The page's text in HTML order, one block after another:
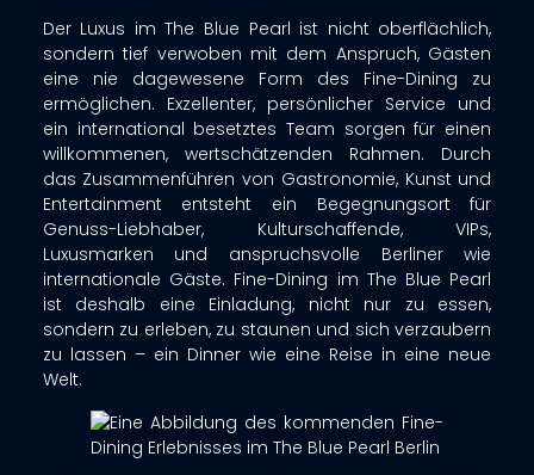
Der Luxus im The Blue Pearl ist nicht oberflächlich,
sondern tief verwoben mit dem Anspruch, Gästen
eine nie dagewesene Form des Fine-Dining zu
ermöglichen. Exzellenter, persönlicher Service und
ein international besetztes Team sorgen für einen
willkommenen, wertschätzenden Rahmen. Durch
das Zusammenführen von Gastronomie, Kunst und
Entertainment entsteht ein Begegnungsort für
Genuss-Liebhaber, Kulturschaffende, VIPs,
Luxusmarken und anspruchsvolle Berliner wie
internationale Gäste. Fine-Dining im The Blue Pearl
ist deshalb eine Einladung, nicht nur zu essen,
sondern zu erleben, zu staunen und sich verzaubern
zu lassen – ein Dinner wie eine Reise in eine neue
Welt.